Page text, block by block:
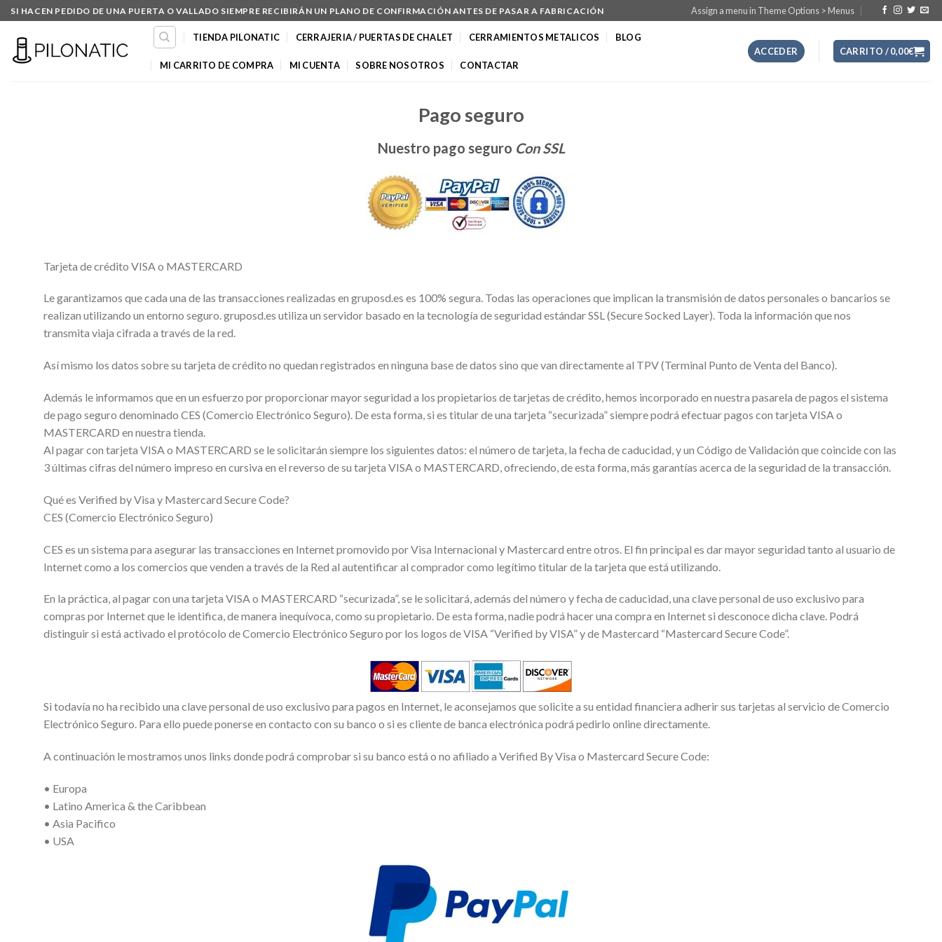
Skip
to
content
SI HACEN PEDIDO DE UNA PUERTA O VALLADO SIEMPRE RECIBIRÁN UN PLANO DE CONFIRMACIÓN ANTES DE PASAR A FABRICACIÓN Assign a menu in Theme Options > Menus
TIENDA PILONATIC CERRAJERIA / PUERTAS DE CHALET CERRAMIENTOS METALICOS BLOG
MI CARRITO DE COMPRA MI CUENTA SOBRE NOSOTROS CONTACTAR
ACCEDER CARRITO /0,00€
Pago seguro
Nuestro pago seguro Con SSL
Tarjeta de crédito VISA o MASTERCARD
Le garantizamos que cada una de las transacciones realizadas en gruposd.es es 100% segura. Todas las operaciones que implican la transmisión de datos personales o bancarios se
realizan utilizando un entorno seguro. gruposd.es utiliza un servidor basado en la tecnología de seguridad estándar SSL (Secure Socked Layer). Toda la información que nos
transmita viaja cifrada a través de la red.
Así mismo los datos sobre su tarjeta de crédito no quedan registrados en ninguna base de datos sino que van directamente al TPV (Terminal Punto de Venta del Banco).
Además le informamos que en un esfuerzo por proporcionar mayor seguridad a los propietarios de tarjetas de crédito, hemos incorporado en nuestra pasarela de pagos el sistema
de pago seguro denominado CES (Comercio Electrónico Seguro). De esta forma, si es titular de una tarjeta “securizada” siempre podrá efectuar pagos con tarjeta VISA o
MASTERCARD en nuestra tienda.
Al pagar con tarjeta VISA o MASTERCARD se le solicitarán siempre los siguientes datos: el número de tarjeta, la fecha de caducidad, y un Código de Validación que coincide con las
3 últimas cifras del número impreso en cursiva en el reverso de su tarjeta VISA o MASTERCARD, ofreciendo, de esta forma, más garantías acerca de la seguridad de la transacción.
Qué es Verified by Visa y Mastercard Secure Code?
CES (Comercio Electrónico Seguro)
CES es un sistema para asegurar las transacciones en Internet promovido por Visa Internacional y Mastercard entre otros. El fin principal es dar mayor seguridad tanto al usuario de
Internet como a los comercios que venden a través de la Red al autentificar al comprador como legítimo titular de la tarjeta que está utilizando.
En la práctica, al pagar con una tarjeta VISA o MASTERCARD “securizada”, se le solicitará, además del número y fecha de caducidad, una clave personal de uso exclusivo para
compras por Internet que le identifica, de manera inequívoca, como su propietario. De esta forma, nadie podrá hacer una compra en Internet si desconoce dicha clave. Podrá
distinguir si está activado el protócolo de Comercio Electrónico Seguro por los logos de VISA “Verified by VISA” y de Mastercard “Mastercard Secure Code”.
Si todavía no ha recibido una clave personal de uso exclusivo para pagos en Internet, le aconsejamos que solicite a su entidad financiera adherir sus tarjetas al servicio de Comercio
Electrónico Seguro. Para ello puede ponerse en contacto con su banco o si es cliente de banca electrónica podrá pedirlo online directamente.
A continuación le mostramos unos links donde podrá comprobar si su banco está o no afiliado a Verified By Visa o Mastercard Secure Code:
• Europa
• Latino America & the Caribbean
• Asia Pacifico
• USA